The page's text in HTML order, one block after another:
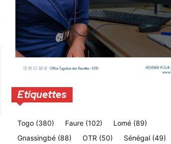
Etiquettes
Togo (380) Faure (102) Lomé (89)
Gnassingbé (88) OTR (50) Sénégal (49)